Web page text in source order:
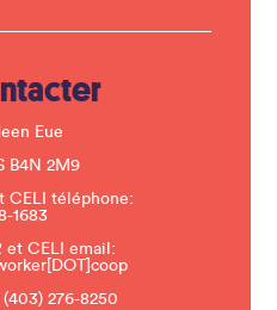
Eue
B4N 2M9
CELI téléphone:
1683
et CELI email:
(403) 276-8250